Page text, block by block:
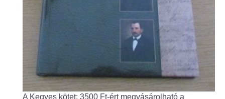
Rendezvényház
Könyvtár
Körzeti megbízott
A Kegyes kötet: 3500 Ft-ért megvásárolható a